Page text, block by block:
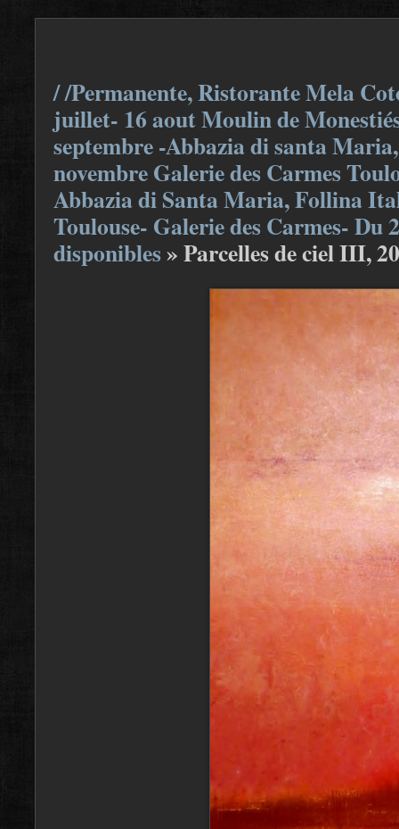
/ /Permanente, Ristorante Mela
juillet- 16 aout Moulin de
septembre -Abbazia di santa
novembre Galerie des Carmes
Abbazia di Santa Maria, Follina
Toulouse- Galerie des Carmes- Du
disponibles»Parcelles de ciel III,